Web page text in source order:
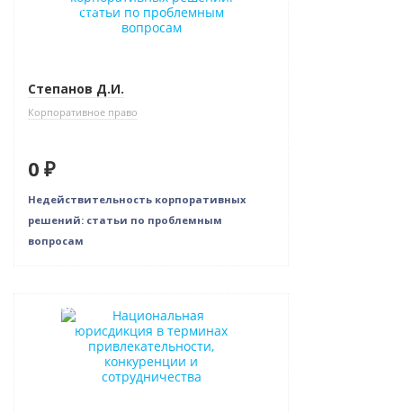
Бестселлер
Степанов Д.И.
Корпоративное право
0 ₽
Недействительность корпоративных
решений: статьи по проблемным
вопросам
Новинка